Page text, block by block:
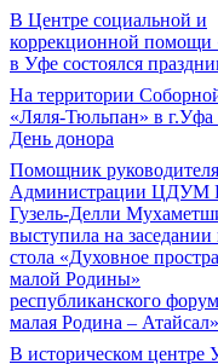
В Центре социальной и
коррекционной помощи
в Уфе состоялся
На территории
«Ляля-Тюльпан» в
День донора
Помощник руководителя
Администрации ЦДУМ
Гузель-Делли
выступила на заседании
стола «Духовное
малой Родины»
республиканского
малая Родина – Атайсал»
В историческом центре